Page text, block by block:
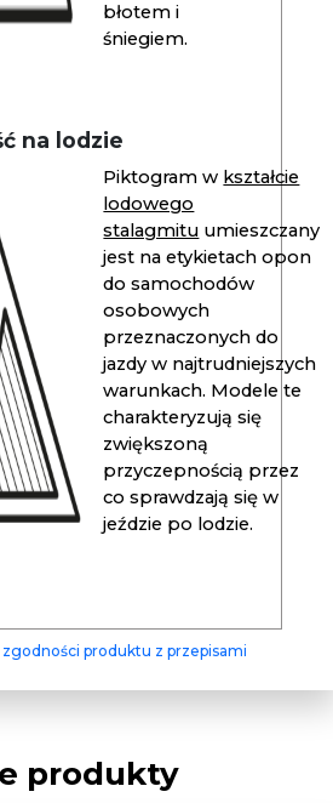
błotem i
śniegiem.
na lodzie
Piktogram w kształcie
lodowego
stalagmitu umieszczany
jest na etykietach opon
do samochodów
osobowych
przeznaczonych do
jazdy w najtrudniejszych
warunkach. Modele te
charakteryzują się
zwiększoną
przyczepnością przez
co sprawdzają się w
jeździe po lodzie.
produktu z przepisami
produkty